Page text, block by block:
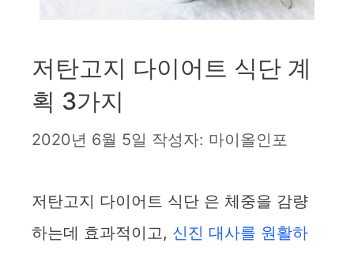
저탄고지 다이어트 식단 계
획 3가지
2020년 6월 5일 작성자: 마이올인포
저탄고지 다이어트 식단 은 체중을 감량
하는데 효과적이고, 신진 대사를 원활하